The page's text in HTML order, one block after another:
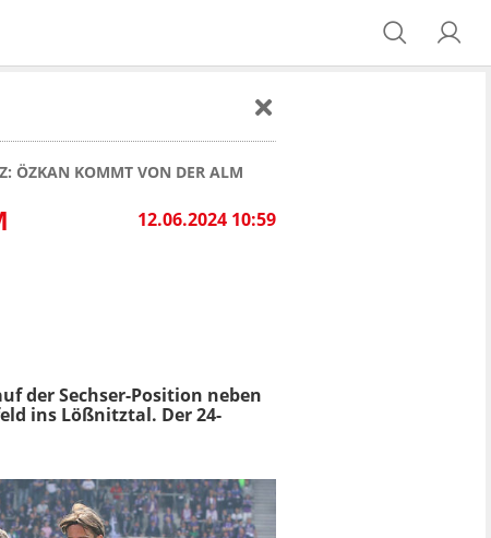
ÖZKAN KOMMT VON DER ALM
12.06.2024 10:59
der Sechser-Position neben
ins Lößnitztal. Der 24-